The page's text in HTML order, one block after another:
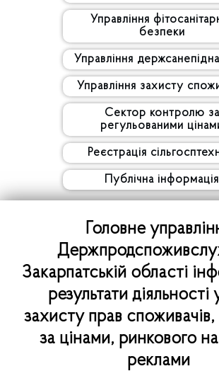
Управління
безпеки
Управління
Управління захисту
Сектор контролю за
регульованими
Реєстрація
Публічна інформація
Головне
Закарпатській області
результати діяльності
захисту прав
за цінами, ринкового
реклами